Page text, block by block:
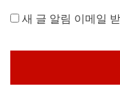
새 글 알림 이메일